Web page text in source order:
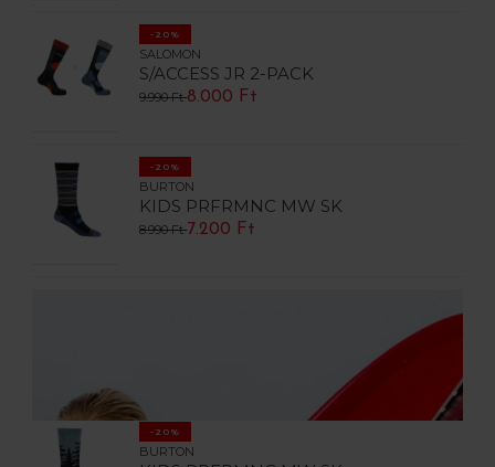
-20%
SALOMON
S/ACCESS JR 2-PACK
9.990 Ft8.000 Ft
-20%
BURTON
KIDS PRFRMNC MW SK
8.990 Ft7.200 Ft
-20%
BURTON